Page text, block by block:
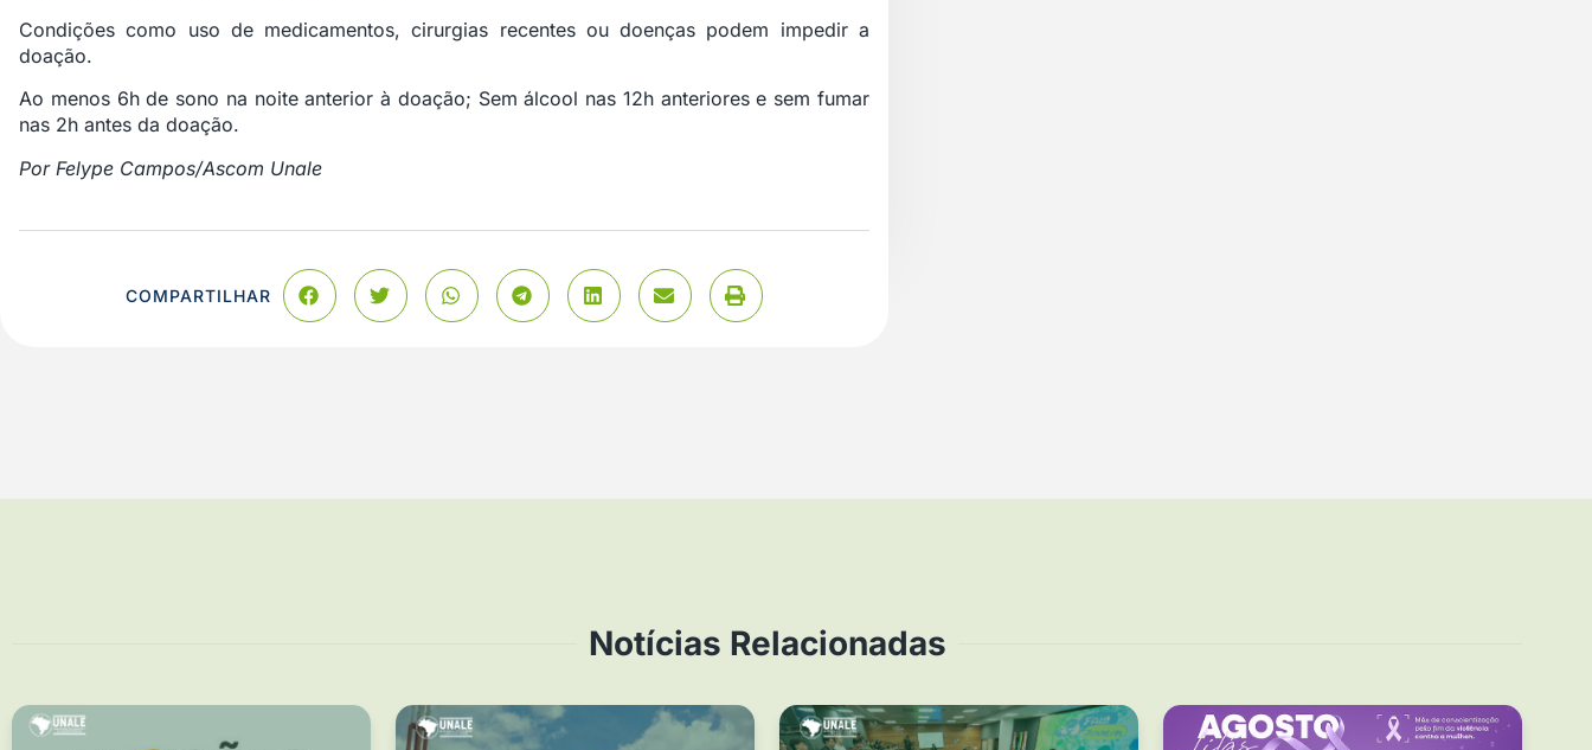
Condições como uso de medicamentos, cirurgias recentes ou doenças podem impedir a
doação.
Ao menos 6h de sono na noite anterior à doação; Sem álcool nas 12h anteriores e sem fumar
nas 2h antes da doação.
Por Felype Campos/Ascom Unale
COMPARTILHAR
Notícias Relacionadas